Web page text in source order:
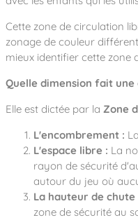
Cette zone de circulation
zonage de couleur
mieux identifier cette zone
Quelle dimension fait une
Elle est dictée par la Zone
L'encombrement :
L'espace libre : La
rayon de sécurité
autour du jeu où
La hauteur de chute
zone de sécurité au